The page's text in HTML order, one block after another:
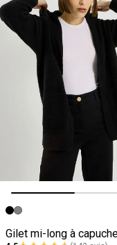
Image précédente
Image suivante